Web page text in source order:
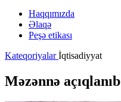
Haqqımızda
Əlaqə
Peşə etikası
Kateqoriyalarİqtisadiyyat
Məzənnə açıqlanıb